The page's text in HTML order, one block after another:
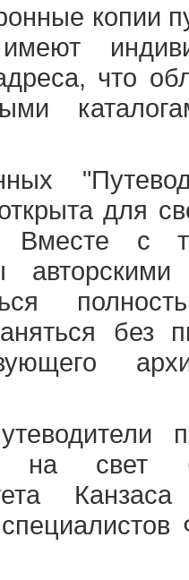
копии
что
для
Вместе с
без
на свет